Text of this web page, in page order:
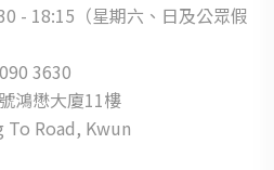
- 18:15（星期六、日及公眾假
3630
鴻懋大廈11樓
To Road, Kwun